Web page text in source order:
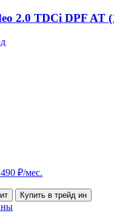
2.0 TDCi DPF AT
₽/мес.
Купить в трейд ин